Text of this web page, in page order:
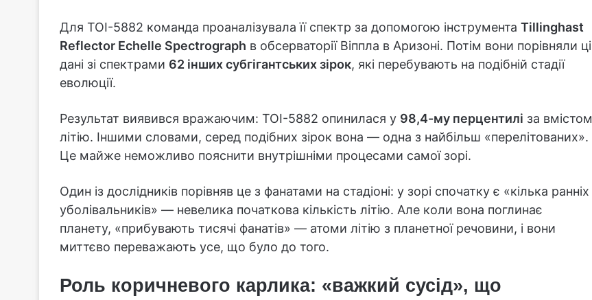
Для TOI-5882 команда проаналізувала її спектр за допомогою інструмента Tillinghast
Reflector Echelle Spectrograph в обсерваторії Віппла в Аризоні. Потім вони порівняли ці
дані зі спектрами 62 інших субгігантських зірок, які перебувають на подібній стадії
еволюції.
Результат виявився вражаючим: TOI-5882 опинилася у 98,4-му перцентилі за вмістом
літію. Іншими словами, серед подібних зірок вона — одна з найбільш «перелітованих».
Це майже неможливо пояснити внутрішніми процесами самої зорі.
Один із дослідників порівняв це з фанатами на стадіоні: у зорі спочатку є «кілька ранніх
уболівальників» — невелика початкова кількість літію. Але коли вона поглинає
планету, «прибувають тисячі фанатів» — атоми літію з планетної речовини, і вони
миттєво переважають усе, що було до того.
Роль коричневого карлика: «важкий сусід», що